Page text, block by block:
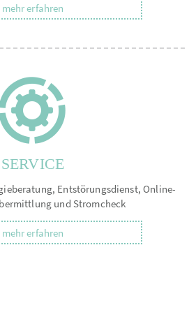
mehr erfahren
SERVICE
Entstörungsdienst, Online-
und Stromcheck
mehr erfahren